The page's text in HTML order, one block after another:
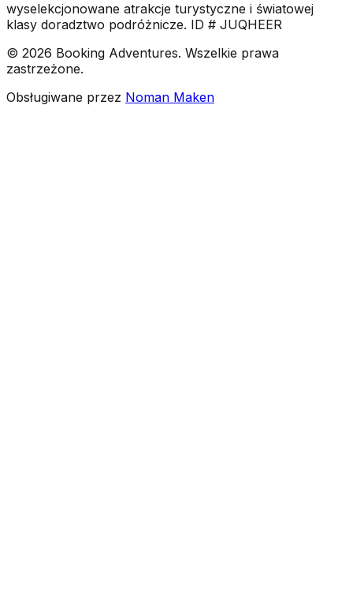
wyselekcjonowane atrakcje turystyczne i światowej
klasy doradztwo podróżnicze. ID # JUQHEER
© 2026 Booking Adventures. Wszelkie prawa
zastrzeżone.
Obsługiwane przez Noman Maken